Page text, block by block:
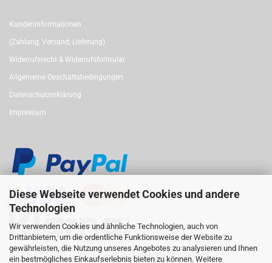
Diese Webseite verwendet Cookies und andere
Technologien
Wir verwenden Cookies und ähnliche Technologien, auch von
Drittanbietern, um die ordentliche Funktionsweise der Website zu
gewährleisten, die Nutzung unseres Angebotes zu analysieren und Ihnen
ein bestmögliches Einkaufserlebnis bieten zu können. Weitere
Kundeninformationen
(Zahlung, Versand, Lieferung)
Widerrufsrecht & Widerrufsformular
Allgemeine Geschäftsbedingungen
Datenschutzerklärung
Impressum
Folgen Sie uns auf Linkedin